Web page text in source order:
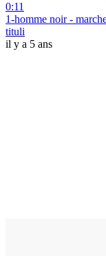
0:11
1-homme noir -
tituli
il y a 5 ans